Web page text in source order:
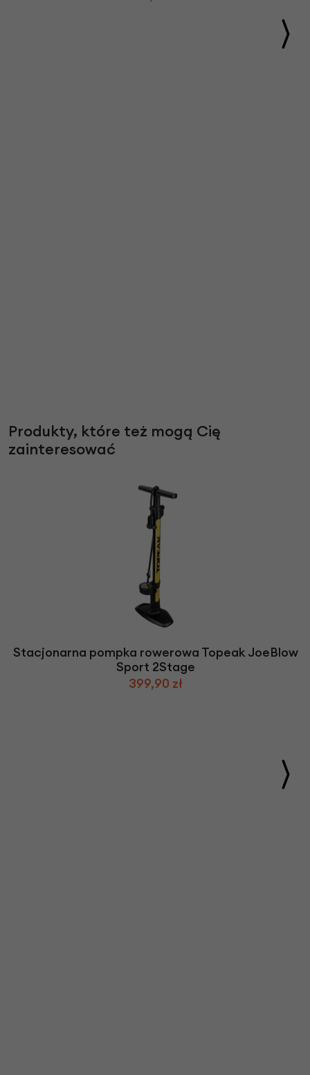
Produkty, które też mogą Cię
zainteresować
Stacjonarna pompka rowerowa Topeak JoeBlow
Sport 2Stage
399,90 zł